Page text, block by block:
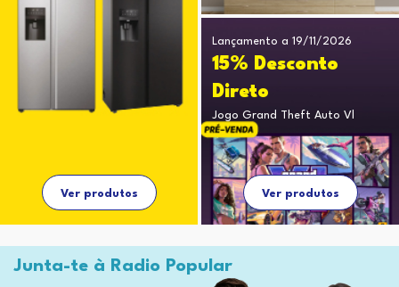
Ver produtos
Lançamento a 19/11/2026
15% Desconto
Direto
Jogo Grand Theft Auto Vl
Ver produtos
Junta-te à Radio Popular